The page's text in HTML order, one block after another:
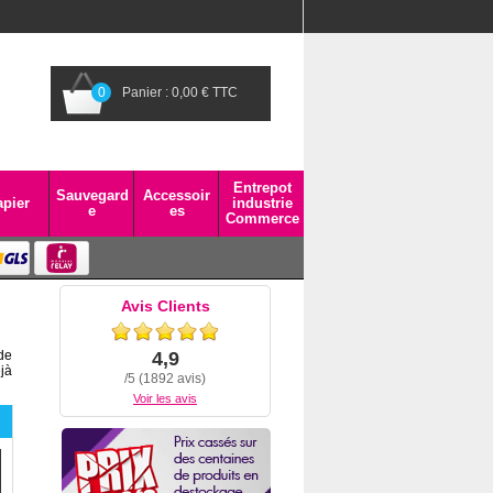
0 Panier : 0,00 € TTC
Sauvegard
e
Accessoir
es
Entrepot
industrie
Commerce
Avis Clients
4,9
/5 (1892 avis)
Voir les avis